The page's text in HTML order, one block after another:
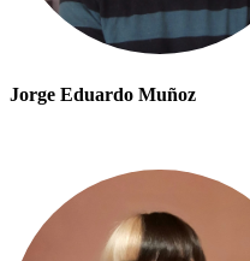
Jorge Eduardo Muñoz